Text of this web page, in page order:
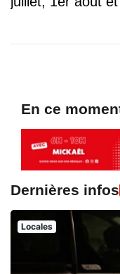
En ce
Dernières infos
Locales